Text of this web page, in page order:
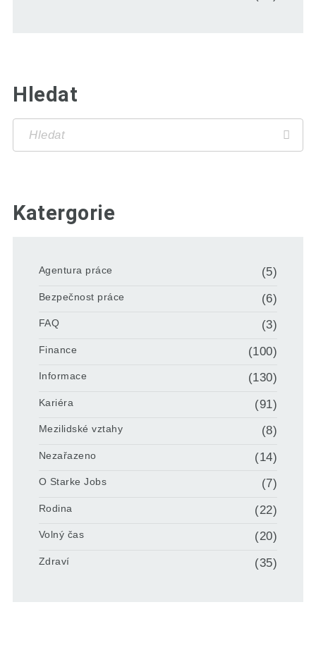
Hledat
Katergorie
Agentura práce (5)
Bezpečnost práce (6)
FAQ (3)
Finance (100)
Informace (130)
Kariéra (91)
Mezilidské vztahy (8)
Nezařazeno (14)
O Starke Jobs (7)
Rodina (22)
Volný čas (20)
Zdraví (35)